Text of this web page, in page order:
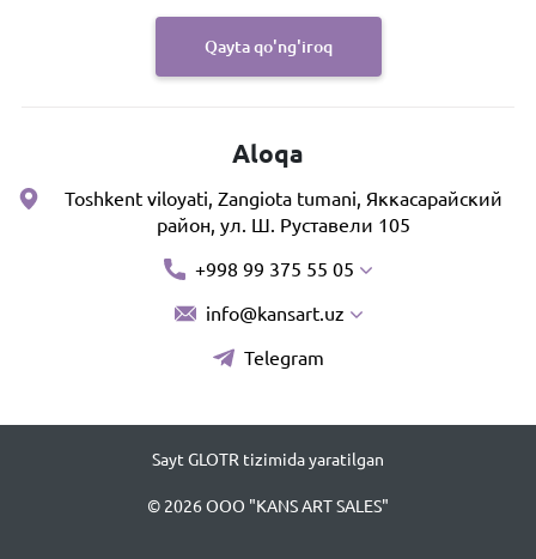
Qayta qo'ng'iroq
Aloqa
Toshkent viloyati, Zangiota tumani, Яккасарайский
район, ул. Ш. Руставели 105
+998 99 375 55 05
info@kansart.uz
Telegram
Sayt GLOTR tizimida yaratilgan
© 2026 OOO "KANS ART SALES"